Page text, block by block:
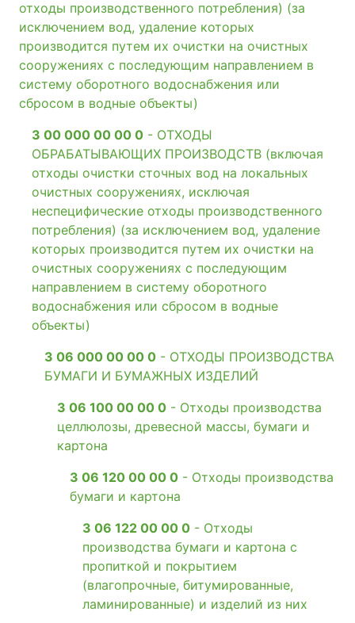
отходы производственного потребления) (за
исключением вод, удаление которых
производится путем их очистки на очистных
сооружениях с последующим направлением в
систему оборотного водоснабжения или
сбросом в водные объекты)
3 00 000 00 00 0 - ОТХОДЫ
ОБРАБАТЫВАЮЩИХ ПРОИЗВОДСТВ (включая
отходы очистки сточных вод на локальных
очистных сооружениях, исключая
неспецифические отходы производственного
потребления) (за исключением вод, удаление
которых производится путем их очистки на
очистных сооружениях с последующим
направлением в систему оборотного
водоснабжения или сбросом в водные
объекты)
3 06 000 00 00 0 - ОТХОДЫ ПРОИЗВОДСТВА
БУМАГИ И БУМАЖНЫХ ИЗДЕЛИЙ
3 06 100 00 00 0 - Отходы производства
целлюлозы, древесной массы, бумаги и
картона
3 06 120 00 00 0 - Отходы производства
бумаги и картона
3 06 122 00 00 0 - Отходы
производства бумаги и картона с
пропиткой и покрытием
(влагопрочные, битумированные,
ламинированные) и изделий из них